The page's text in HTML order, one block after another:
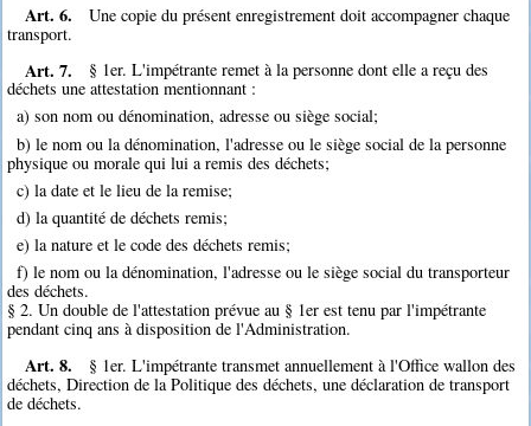
Art. 6.
Une copie du présent enregistrement doit accompagner chaque
transport.
Art. 7.
§ 1er. L'impétrante remet à la personne dont elle a reçu des
déchets une attestation mentionnant :
a) son nom ou dénomination, adresse ou siège social;
b) le nom ou la dénomination, l'adresse ou le siège social de la personne
physique ou morale qui lui a remis des déchets;
c) la date et le lieu de la remise;
d) la quantité de déchets remis;
e) la nature et le code des déchets remis;
f) le nom ou la dénomination, l'adresse ou le siège social du transporteur
des déchets.
§ 2. Un double de l'attestation prévue au § 1er est tenu par l'impétrante
pendant cinq ans à disposition de l'Administration.
Art. 8.
§ 1er. L'impétrante transmet annuellement à l'Office wallon des
déchets, Direction de la Politique des déchets, une déclaration de transport
de déchets.